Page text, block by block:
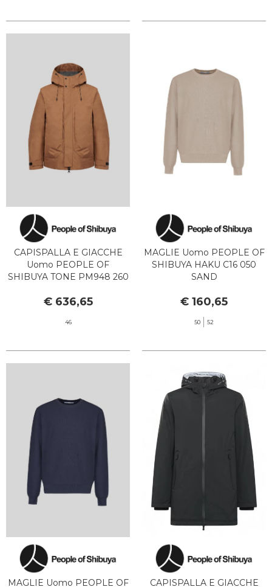
CAPISPALLA E GIACCHE
Uomo PEOPLE OF
SHIBUYA TONE PM948 260
€ 636,65
46
MAGLIE Uomo PEOPLE OF
SHIBUYA HAKU C16 050
SAND
€ 160,65
50 52
MAGLIE Uomo PEOPLE OF
CAPISPALLA E GIACCHE